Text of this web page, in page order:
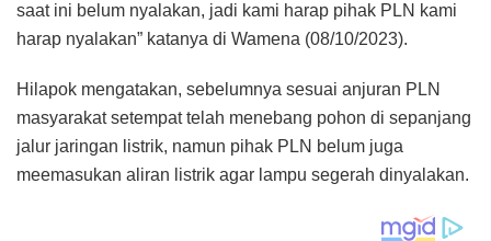
saat ini belum nyalakan, jadi kami harap pihak PLN kami
harap nyalakan” katanya di Wamena (08/10/2023).
Hilapok mengatakan, sebelumnya sesuai anjuran PLN
masyarakat setempat telah menebang pohon di sepanjang
jalur jaringan listrik, namun pihak PLN belum juga
meemasukan aliran listrik agar lampu segerah dinyalakan.